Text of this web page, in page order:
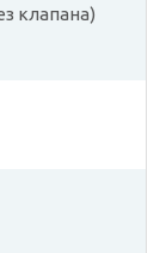
клапана)